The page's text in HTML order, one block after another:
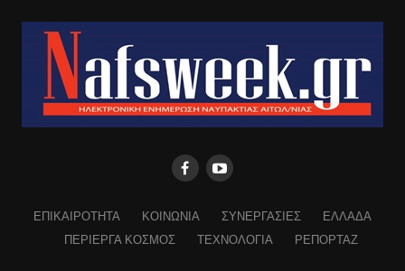
ΕΠΙΚΑΙΡΟΤΗΤΑ ΚΟΙΝΩΝΙΑ ΣΥΝΕΡΓΑΣΙΕΣ
ΕΛΛΑΔΑ
ΠΕΡΙΕΡΓΑ ΚΟΣΜΟΣ
ΤΕΧΝΟΛΟΓΙΑ ΡΕΠΟΡΤΑΖ